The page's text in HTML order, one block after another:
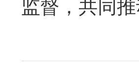
监督，共同